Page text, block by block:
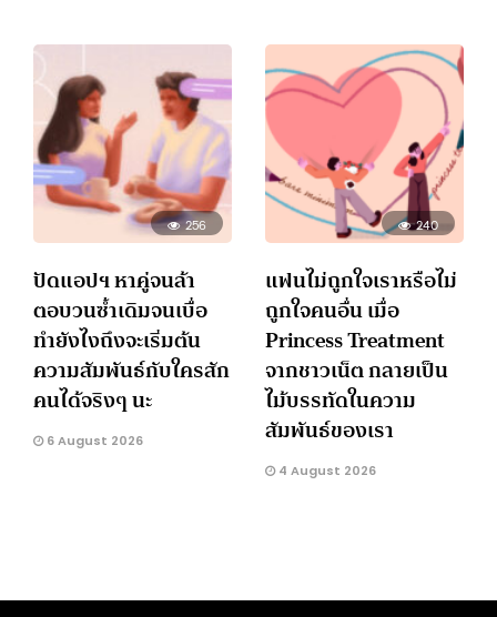
256
ปัดแอปฯ หาคู่จนล้า
ตอบวนซ้ำเดิมจนเบื่อ
ทำยังไงถึงจะเริ่มต้น
ความสัมพันธ์กับใครสัก
คนได้จริงๆ นะ
6 August 2026
240
แฟนไม่ถูกใจเราหรือไม่
ถูกใจคนอื่น เมื่อ
Princess Treatment
จากชาวเน็ต กลายเป็น
ไม้บรรทัดในความ
สัมพันธ์ของเรา
4 August 2026